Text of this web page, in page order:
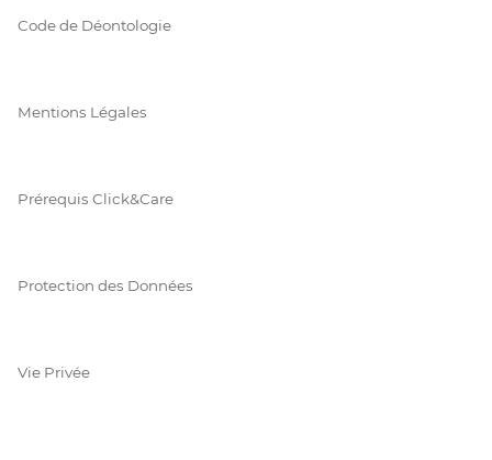
Code de Déontologie
Mentions Légales
Prérequis Click&Care
Protection des Données
Vie Privée